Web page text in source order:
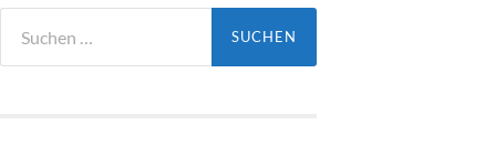
nach: